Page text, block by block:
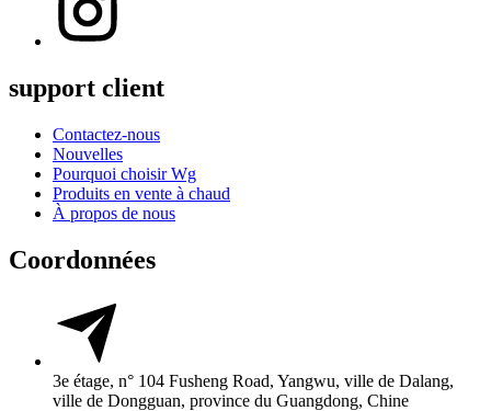
support client
Contactez-nous
Nouvelles
Pourquoi choisir Wg
Produits en vente à chaud
À propos de nous
Coordonnées
3e étage, n° 104 Fusheng Road, Yangwu, ville de Dalang,
ville de Dongguan, province du Guangdong, Chine